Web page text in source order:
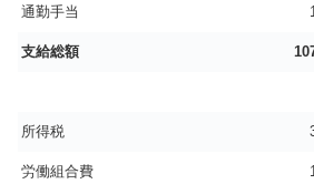
通勤手当
支給総額
所得税
労働組合費